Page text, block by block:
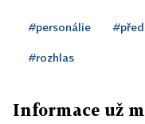
#personálie
#rozhlas
Informace už